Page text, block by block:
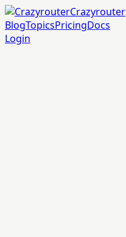
Crazyrouter
BlogTopicsPricingDocs
Login